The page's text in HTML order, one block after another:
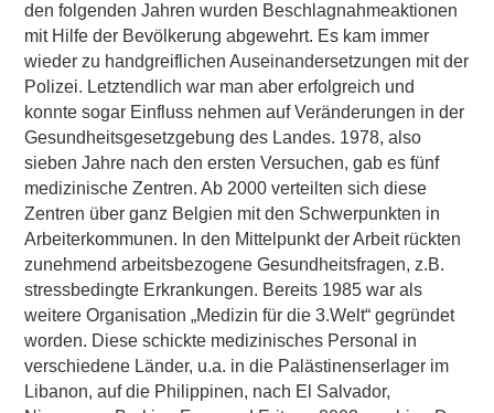
den folgenden Jahren wurden Beschlagnahmeaktionen
mit Hilfe der Bevölkerung abgewehrt. Es kam immer
wieder zu handgreiflichen Auseinandersetzungen mit der
Polizei. Letztendlich war man aber erfolgreich und
konnte sogar Einfluss nehmen auf Veränderungen in der
Gesundheitsgesetzgebung des Landes. 1978, also
sieben Jahre nach den ersten Versuchen, gab es fünf
medizinische Zentren. Ab 2000 verteilten sich diese
Zentren über ganz Belgien mit den Schwerpunkten in
Arbeiterkommunen. In den Mittelpunkt der Arbeit rückten
zunehmend arbeitsbezogene Gesundheitsfragen, z.B.
stressbedingte Erkrankungen. Bereits 1985 war als
weitere Organisation „Medizin für die 3.Welt“ gegründet
worden. Diese schickte medizinisches Personal in
verschiedene Länder, u.a. in die Palästinenserlager im
Libanon, auf die Philippinen, nach El Salvador,